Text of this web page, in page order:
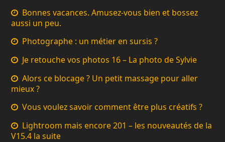
Bonnes vacances. Amusez-vous bien et bossez
aussi un peu.
Photographe : un métier en sursis ?
Je retouche vos photos 16 – La photo de Sylvie
Alors ce blocage ? Un petit massage pour aller
mieux ?
Vous voulez savoir comment être plus créatifs ?
Lightroom mais encore 201 – les nouveautés de la
V15.4 la suite